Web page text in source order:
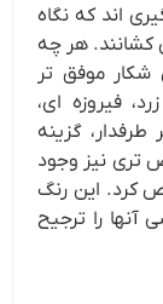
اند که نگاه
کشانند. هر چه
شکار موفق تر
فیروزه ای،
طرفدار، گزینه
تری نیز وجود
کرد. این رنگ
آنها را ترجیح